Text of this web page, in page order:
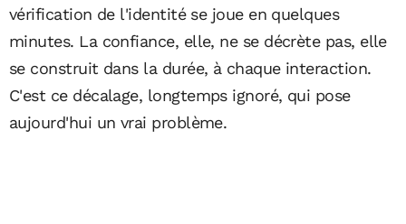
vérification de l'identité se joue en quelques
minutes. La confiance, elle, ne se décrète pas, elle
se construit dans la durée, à chaque interaction.
C'est ce décalage, longtemps ignoré, qui pose
aujourd'hui un vrai problème.